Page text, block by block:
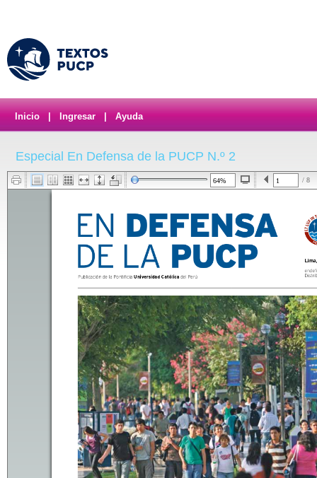
Inicio Ingresar Ayuda
Especial En Defensa de la PUCP N.º 2
/ 8